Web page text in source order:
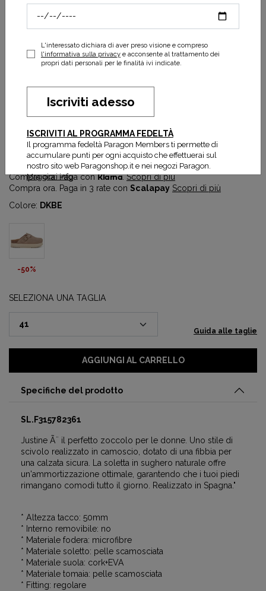
JUSTINE DARK BEIGE
54,50 € 109,00 €
Prezzo più basso degli ultimi 30 gg:54,50 €
Compra ora. Paga conKlarna.Scopri di più
Compra ora. Paga in 3 rate con Scalapay Scopri di più
Colore: DKBE
-50%
SELEZIONA UNA TAGLIA
Guida alle taglie
AGGIUNGI AL CARRELLO
Specifiche del prodotto
SL.F315782361
Justine Ã¨ il perfetto zoccolo per le donne. Uno stile di
scivolo realizzato in camoscio, dotato di una fibbia per
una calzata sicura. La soletta in sughero naturale offre
un'ammortizzazione ottimale, garantendo che i tuoi piedi
rimangano comodi tutto il giorno. Realizzato in Spagna."
* Altezza tacco: 50mm
* Interno removibile: no
* Materiale fodera: microfibre
* Materiale soletto: pelle scamosciata
* Materiale suola: cork+EVA
* Materiale tomaia: pelle scamosciata
* Fitting: regolare
L'interessato dichiara di aver preso visione e compreso
l'informativa sulla privacye acconsente al trattamento dei
propri dati personali per le finalità ivi indicate.
Iscriviti adesso
ISCRIVITI AL PROGRAMMA FEDELTÀ
Il programma fedeltà Paragon Members ti permette di
accumulare punti per ogni acquisto che effettuerai sul
nostro sito web Paragonshop.it e nei negozi Paragon.
Maggiori info